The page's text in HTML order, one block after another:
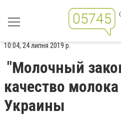
10:04, 24 липня 2019 р.
"Молочный
качество
Украины